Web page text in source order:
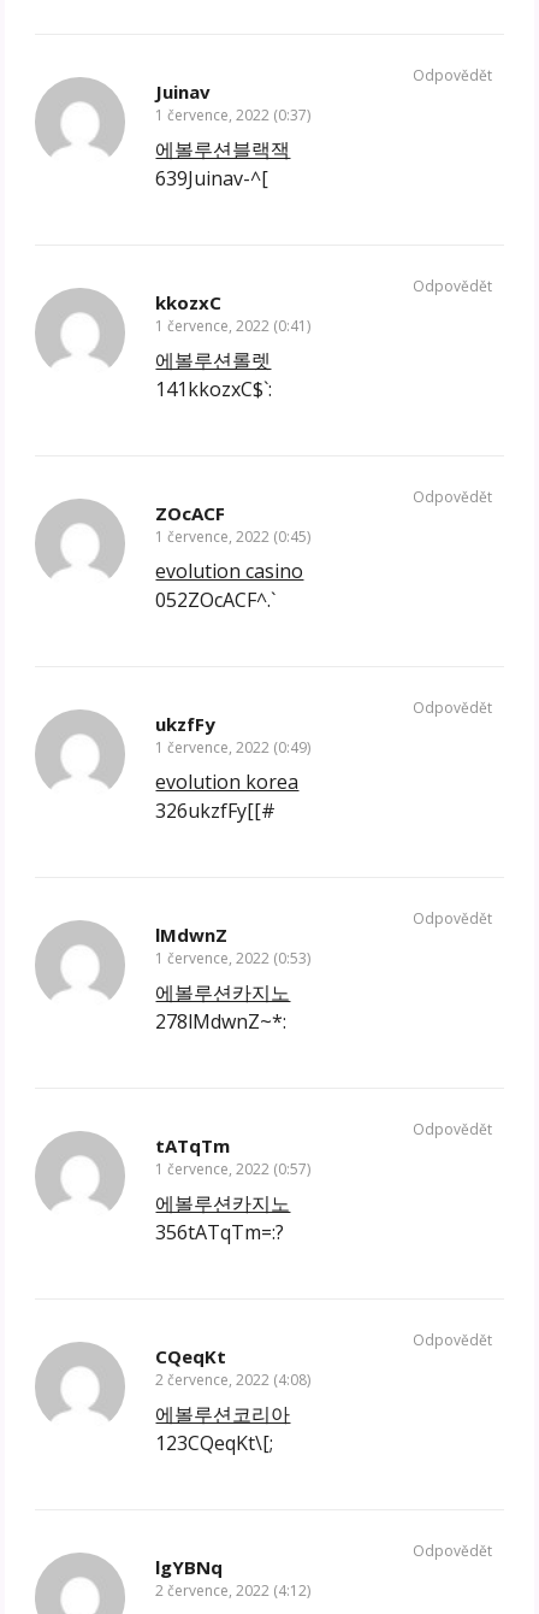
Juinav
1 července, 2022 (0:37)
에볼루션블랙잭
639Juinav-^[
Odpovědět
kkozxC
1 července, 2022 (0:41)
에볼루션롤렛
141kkozxC$`:
Odpovědět
ZOcACF
1 července, 2022 (0:45)
evolution casino
052ZOcACF^.`
Odpovědět
ukzfFy
1 července, 2022 (0:49)
evolution korea
326ukzfFy[[#
Odpovědět
lMdwnZ
1 července, 2022 (0:53)
에볼루션카지노
278lMdwnZ~*:
Odpovědět
tATqTm
1 července, 2022 (0:57)
에볼루션카지노
356tATqTm=:?
Odpovědět
CQeqKt
2 července, 2022 (4:08)
에볼루션코리아
123CQeqKt\[;
Odpovědět
lgYBNq
2 července, 2022 (4:12)
Odpovědět